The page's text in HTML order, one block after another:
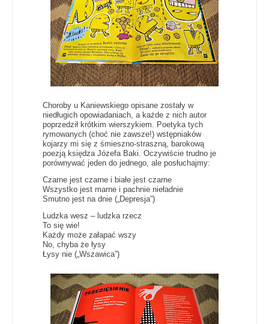
Choroby u Kaniewskiego opisane zostały w
niedługich opowiadaniach, a każde z nich autor
poprzedził krótkim wierszykiem. Poetyka tych
rymowanych (choć nie zawsze!) wstępniaków
kojarzy mi się z śmieszno-straszną, barokową
poezją księdza Józefa Baki. Oczywiście trudno je
porównywać jeden do jednego, ale posłuchajmy:
Czarne jest czarne i białe jest czarne
Wszystko jest marne i pachnie nieładnie
Smutno jest na dnie („Depresja”)
Ludzka wesz – ludzka rzecz
To się wie!
Każdy może załapać wszy
No, chyba że łysy
Łysy nie („Wszawica”)